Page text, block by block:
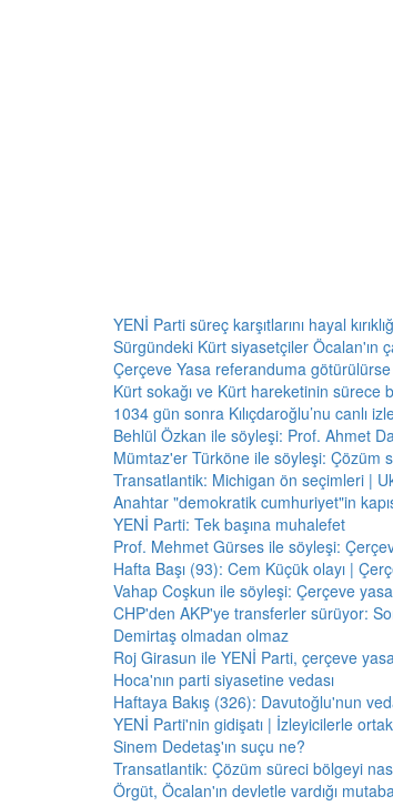
YENİ Parti süreç karşıtlarını hayal
Sürgündeki Kürt siyasetçiler Öcalan'ın
Çerçeve Yasa referanduma
Kürt sokağı ve Kürt hareketinin sürece
1034 gün sonra Kılıçdaroğlu’nu canlı
Behlül Özkan ile söyleşi: Prof. Ahmet
Mümtaz'er Türköne ile söyleşi: Çözüm
Transatlantik: Michigan ön seçimleri |
Anahtar "demokratik cumhuriyet"in
YENİ Parti: Tek başına muhalefet
Prof. Mehmet Gürses ile söyleşi:
Hafta Başı (93): Cem Küçük olayı |
Vahap Coşkun ile söyleşi: Çerçeve
CHP'den AKP'ye transferler sürüyor:
Demirtaş olmadan olmaz
Roj Girasun ile YENİ Parti, çerçeve
Hoca'nın parti siyasetine vedası
Haftaya Bakış (326): Davutoğlu'nun
YENİ Parti'nin gidişatı | İzleyicilerle ortak
Sinem Dedetaş'ın suçu ne?
Transatlantik: Çözüm süreci bölgeyi
Örgüt, Öcalan'ın devletle vardığı